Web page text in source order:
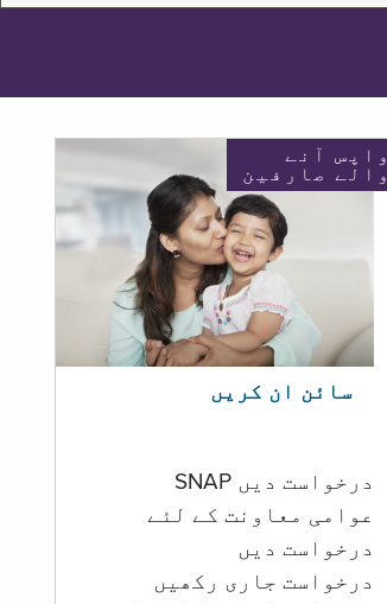
واپس آنے
والے صارفین
سائن ان کریں
درخواست دیں SNAP
عوامی معاونت کے لئے
درخواست دیں
درخواست جاری رکھیں